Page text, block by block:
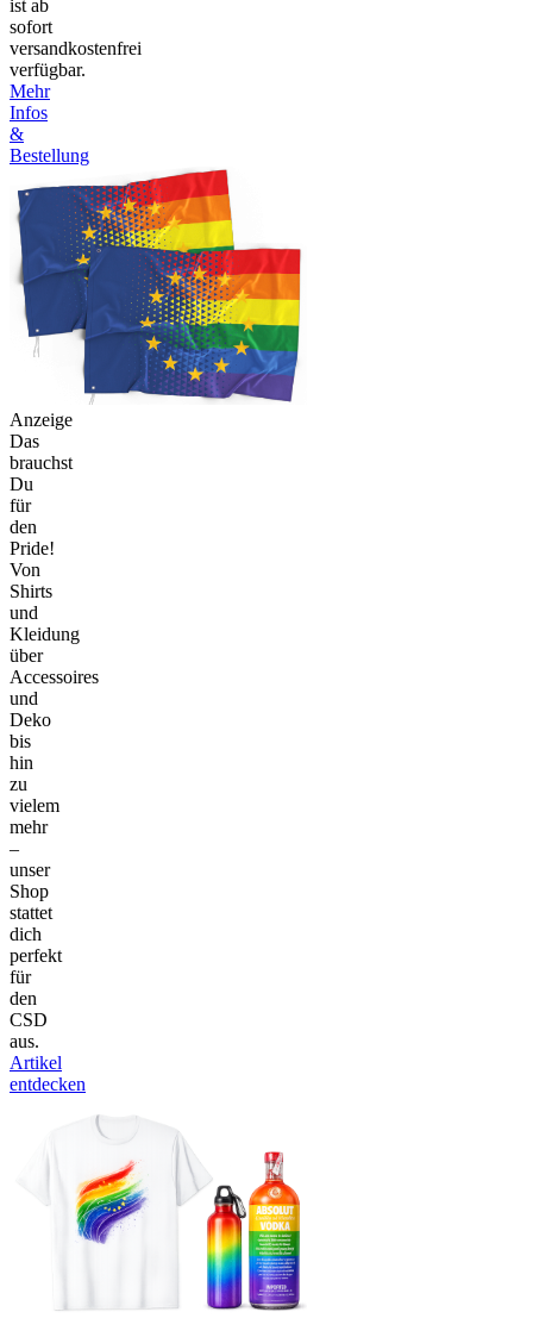
ist ab
sofort
versandkostenfrei
verfügbar.
Mehr
Infos
&
Bestellung
Anzeige
Das
brauchst
Du
für
den
Pride!
Von
Shirts
und
Kleidung
über
Accessoires
und
Deko
bis
hin
zu
vielem
mehr
–
unser
Shop
stattet
dich
perfekt
für
den
CSD
aus.
Artikel
entdecken